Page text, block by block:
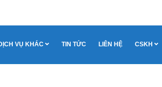
VỤ KHÁC TIN TỨC LIÊN HỆ CSKH